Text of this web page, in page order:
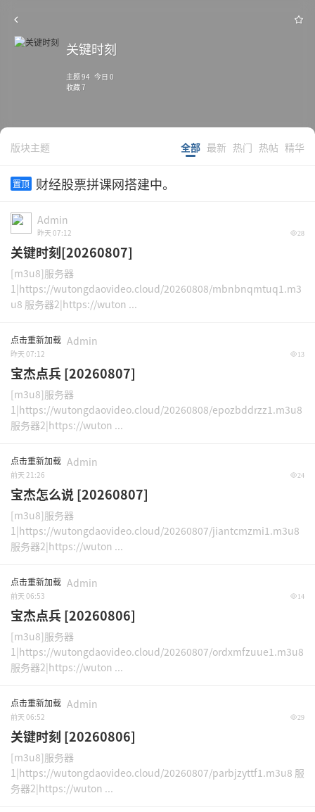
关键时刻
主题 94 今日 0
收藏 7
版块主题 全部 最新 热门 热帖 精华
置顶 财经股票拼课网搭建中。
Admin
昨天 07:12 28
关键时刻[20260807]
[m3u8]服务器
1|https://wutongdaovideo.cloud/20260808/mbnbnqmtuq1.m3
u8 服务器2|https://wuton ...
点击重新加载 Admin
昨天 07:12 13
宝杰点兵 [20260807]
[m3u8]服务器
1|https://wutongdaovideo.cloud/20260808/epozbddrzz1.m3u8
服务器2|https://wuton ...
点击重新加载 Admin
前天 21:26 24
宝杰怎么说 [20260807]
[m3u8]服务器
1|https://wutongdaovideo.cloud/20260807/jiantcmzmi1.m3u8
服务器2|https://wuton ...
点击重新加载 Admin
前天 06:53 14
宝杰点兵 [20260806]
[m3u8]服务器
1|https://wutongdaovideo.cloud/20260807/ordxmfzuue1.m3u8
服务器2|https://wuton ...
点击重新加载 Admin
前天 06:52 29
关键时刻 [20260806]
[m3u8]服务器
1|https://wutongdaovideo.cloud/20260807/parbjzyttf1.m3u8 服
务器2|https://wuton ...